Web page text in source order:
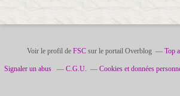
Voir le profil de FSCsur le portail Overblog Top
Signaler un abus C.G.U. Cookies et données